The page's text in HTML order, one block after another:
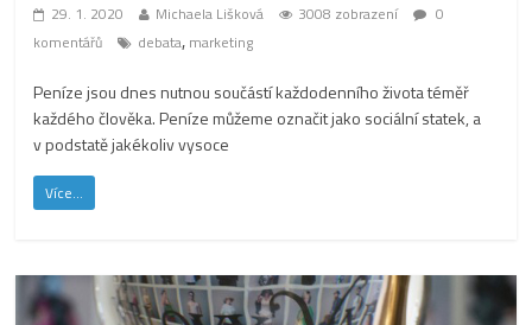
29. 1. 2020 Michaela Lišková 3008 zobrazení
0
komentářů
debata, marketing
Peníze jsou dnes nutnou součástí každodenního života téměř
každého člověka. Peníze můžeme označit jako sociální statek, a
v podstatě jakékoliv vysoce
Více...